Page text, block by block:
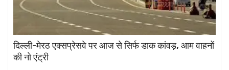
दिल्ली-मेरठ एक्सप्रेसवे पर आज से सिर्फ डाक कांवड़, आम वाहनों
की नो एंट्री